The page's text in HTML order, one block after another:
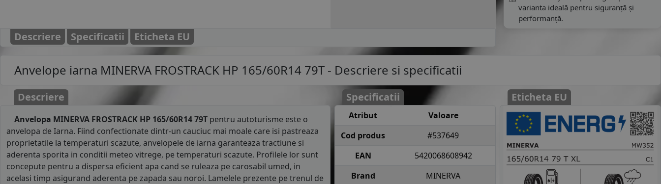
varianta ideală pentru siguranță și
performanță.
Descriere Specificatii Eticheta EU
Anvelope iarna MINERVA FROSTRACK HP 165/60R14 79T - Descriere si specificatii
Descriere
Anvelopa MINERVA FROSTRACK HP 165/60R14 79T pentru autoturisme este o
anvelopa de Iarna. Fiind confectionate dintr-un cauciuc mai moale care isi pastreaza
proprietatile la temperaturi scazute, anvelopele de iarna garanteaza tractiune si
aderenta sporita in conditii meteo vitrege, pe temperaturi scazute. Profilele lor sunt
concepute pentru a dispersa eficient apa cand se ruleaza pe carosabil umed, in
acelasi timp asigurand aderenta pe zapada sau noroi. Lamelele prezente pe trenul de
Specificatii
Atribut
Valoare
Cod produs
#537649
EAN
5420068608942
Brand
MINERVA
Eticheta EU